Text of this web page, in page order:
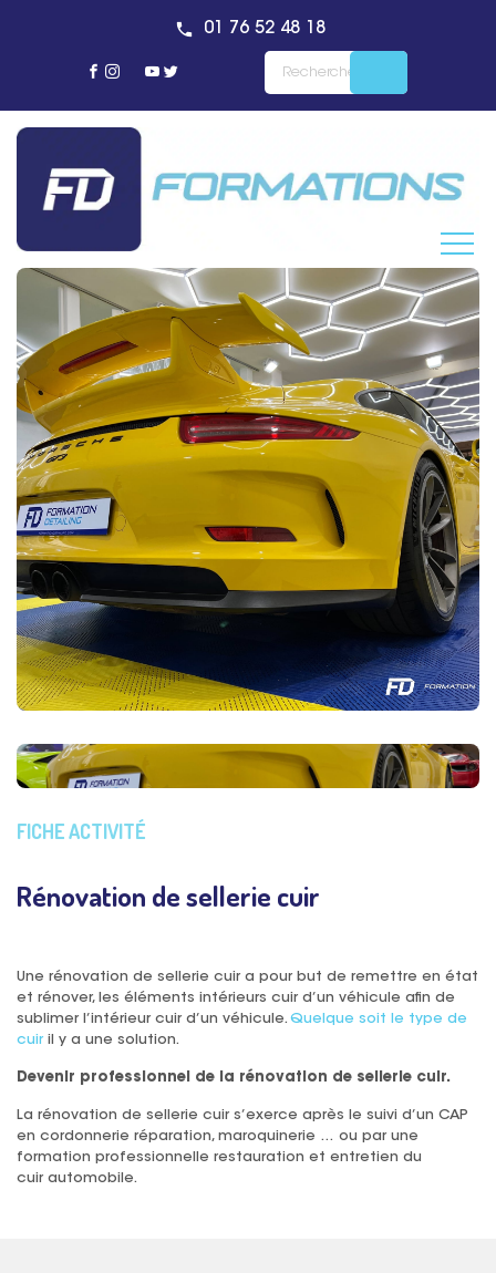
01 76 52 48 18
FICHE ACTIVITÉ
Rénovation de sellerie cuir
Une rénovation de sellerie cuir a pour but de remettre en état
et rénover, les éléments intérieurs cuir d’un véhicule afin de
sublimer l’intérieur cuir d’un véhicule. Quelque soit le type de
cuir il y a une solution.
Devenir professionnel de la rénovation de sellerie cuir.
La rénovation de sellerie cuir s’exerce après le suivi d’un CAP
en cordonnerie réparation, maroquinerie … ou par une
formation professionnelle restauration et entretien du
cuir automobile.